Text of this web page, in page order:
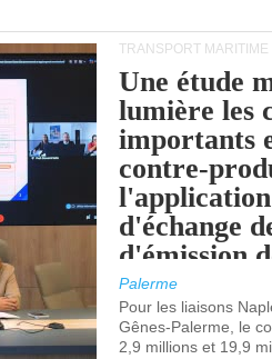
TRANSPORT MARITIME
Une étude
lumière les
importants
contre-
d'échange
d'émission
(SEQE-UE)
maritimes
occidentale.
Palerme
Pour les liaisons
Gênes-Palerme, le
2,9 millions et 19,9